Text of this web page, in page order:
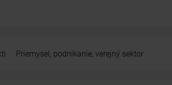
Priemysel, podnikanie, verejný sektor